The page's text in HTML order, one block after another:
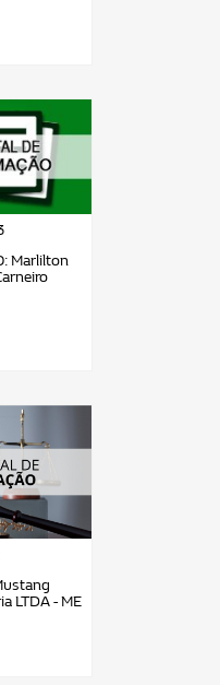
Marlilton
LTDA - ME